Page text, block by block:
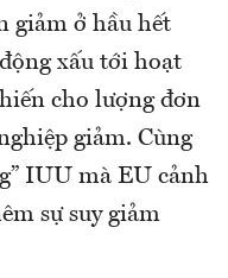
giảm ở hầu hết
xấu tới hoạt
cho lượng đơn
giảm. Cùng
IUU mà EU cảnh
sự suy giảm